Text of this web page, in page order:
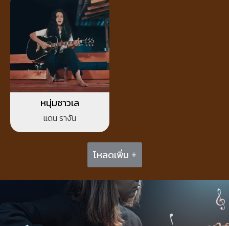
หนุ่มชาวเล
แดน รางัน
โหลดเพิ่ม +